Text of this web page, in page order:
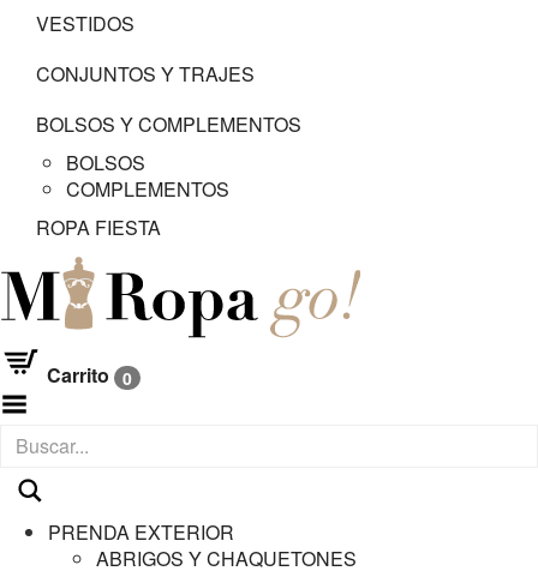
VESTIDOS
CONJUNTOS Y TRAJES
BOLSOS Y COMPLEMENTOS
BOLSOS
COMPLEMENTOS
ROPA FIESTA
Carrito 0
PRENDA EXTERIOR
ABRIGOS Y CHAQUETONES